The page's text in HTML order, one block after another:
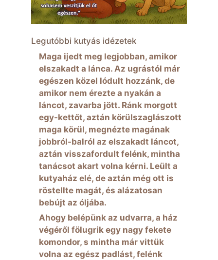
Legutóbbi kutyás idézetek
Maga ijedt meg legjobban, amikor
elszakadt a lánca. Az ugrástól már
egészen közel lódult hozzánk, de
amikor nem érezte a nyakán a
láncot, zavarba jött. Ránk morgott
egy-kettőt, aztán körülszaglászott
maga körül, megnézte magának
jobbról-balról az elszakadt láncot,
aztán visszafordult felénk, mintha
tanácsot akart volna kérni. Leült a
kutyaház elé, de aztán még ott is
röstellte magát, és alázatosan
bebújt az óljába.
Ahogy belépünk az udvarra, a ház
végéről fölugrik egy nagy fekete
komondor, s mintha már vittük
volna az egész padlást, felénk